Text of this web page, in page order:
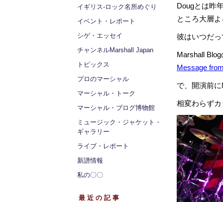
イギリス‐ロック名所めぐり
イベント・レポート
シゲ・エッセイ
チャンネルMarshall Japan
トピックス
プロのマーシャル
マーシャル・トーク
マーシャル・ブログ博物館
ミュージック・ジャケット・
ギャラリー
ライブ・レポート
新譜情報
私の〇〇
最近の記事
Dougとは昨
ところ大層
彼はいつだ
Marshall
Message
で、開演前
相変わらず